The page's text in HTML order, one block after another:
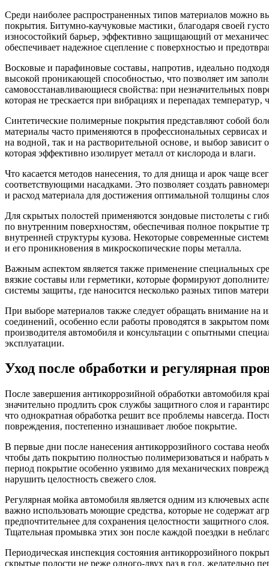
Среди наиболее распространенных типов материалов можно
покрытия. Битумно-каучуковые мастики‚ благодаря своей
износостойкий барьер‚ эффективно защищающий от
обеспечивает надежное сцепление с поверхностью и
Восковые и парафиновые составы‚ напротив‚ идеально
высокой проникающей способностью‚ что позволяет им
самовосстанавливающиеся свойства: при незначительных
которая не трескается при вибрациях и перепадах
Синтетические полимерные покрытия представляют собой
материалы часто применяются в профессиональных сервисах
на водной‚ так и на растворительной основе‚ и выбор
которая эффективно изолирует металл от кислорода и влаги.
Что касается методов нанесения‚ то для днища и арок чаще
соответствующими насадками. Это позволяет создать
и расход материала для достижения оптимальной толщины
Для скрытых полостей применяются зондовые пистолеты с
по внутренним поверхностям‚ обеспечивая полное покрытие
внутренней структуры кузова. Некоторые современные
и его проникновения в микроскопические поры металла.
Важным аспектом является также применение специальных
вязкие составы или герметики‚ которые формируют
системы защиты‚ где наносится несколько разных типов
При выборе материалов также следует обращать внимание на
соединений‚ особенно если работы проводятся в закрытом
производителя автомобиля и консультации с опытными
эксплуатации.
Уход после обработки и регулярная
После завершения антикоррозийной обработки автомобиля
значительно продлить срок службы защитного слоя и
что однократная обработка решит все проблемы навсегда.
повреждения‚ постепенно изнашивает любое покрытие.
В первые дни после нанесения антикоррозийного состава
чтобы дать покрытию полностью полимеризоваться и
период покрытие особенно уязвимо для механических
нарушить целостность свежего слоя.
Регулярная мойка автомобиля является одним из ключевых
важно использовать моющие средства‚ которые не содержат
предпочтительнее для сохранения целостности защитного
Тщательная промывка этих зон после каждой поездки в
Периодическая инспекция состояния антикоррозийного
скрытые полости не реже одного-двух раз в год‚ желательно